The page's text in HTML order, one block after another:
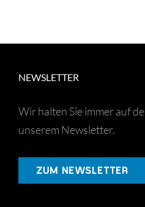
NEWSLETTER
Wir halten Sie immer auf
unserem Newsletter.
ZUM NEWSLETTER